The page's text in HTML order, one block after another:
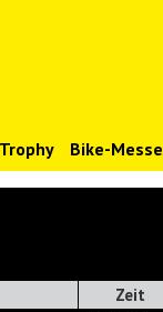
Bike-Messe
Zeit